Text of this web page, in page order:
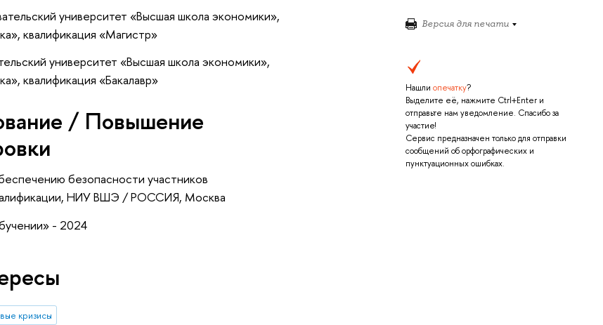
Версия для печати
Нашли опечатку?
Выделите её, нажмите Ctrl+Enter и
отправьте нам уведомление. Спасибо за
участие!
Сервис предназначен только для отправки
сообщений об орфографических и
пунктуационных ошибках.
университет «Высшая школа экономики»,
квалификация «Магистр»
университет «Высшая школа экономики»,
квалификация «Бакалавр»
/ Повышение
безопасности участников
, НИУ ВШЭ / РОССИЯ, Москва
- 2024
кризисы